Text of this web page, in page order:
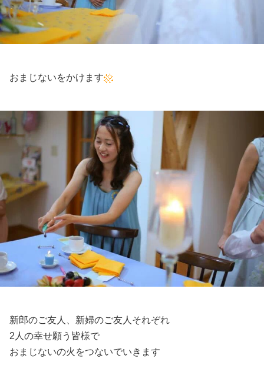
おまじないをかけます
新郎のご友人、新婦のご友人それぞれ
2人の幸せ願う皆様で
おまじないの火をつないでいきます